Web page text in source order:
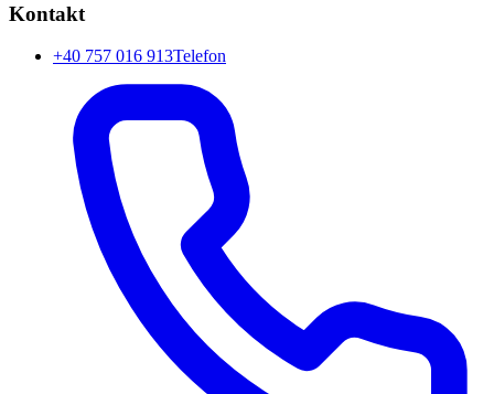
Kontakt
+40 757 016 913Telefon